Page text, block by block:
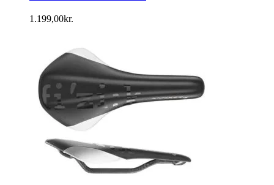
1.199,00kr.